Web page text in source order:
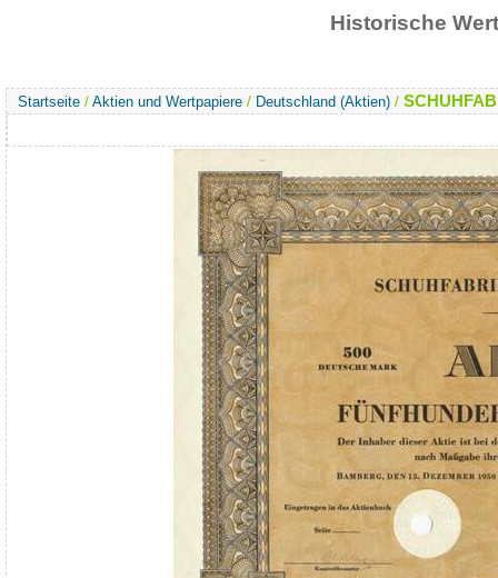
Historische
Startseite / Aktien und Wertpapiere / Deutschland (Aktien) /